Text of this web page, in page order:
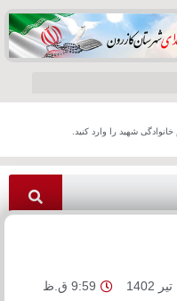
شهید را وارد کنید.
9:59 ق.ظ